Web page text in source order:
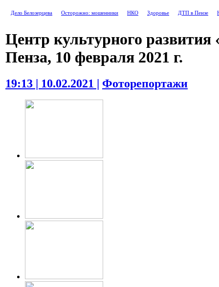
Дело Белозерцева Осторожно: мошенники НКО Здоровье ДТП в Пензе
Центр культурного развития
Пенза, 10 февраля 2021 г.
19:13 | 10.02.2021 | Фоторепортажи